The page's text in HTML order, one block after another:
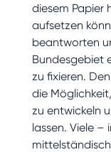
diesem Papier
aufsetzen
beantworten
Bundesgebiet
zu fixieren.
die
zu entwickeln
lassen. Viele –